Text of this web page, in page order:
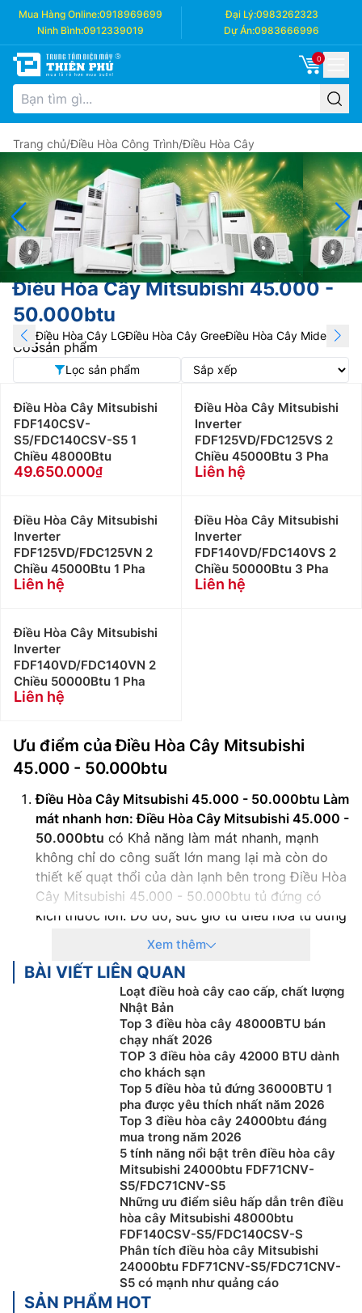
Mua Hàng Online:0918969699 Đại Lý:0983262323
Ninh Bình:0912339019 Dự Án:0983666996
0
Trang chủ/Điều Hòa Công Trình/Điều Hòa Cây
Điều Hòa Cây Mitsubishi 45.000 -
50.000btu
Điều Hòa Cây LGĐiều Hòa Cây GreeĐiều Hòa Cây Midea Điều
Có5sản phẩm
Lọc sản phẩm
Điều Hòa Cây Mitsubishi
FDF140CSV-
S5/FDC140CSV-S5 1
Chiều 48000Btu
49.650.000
Điều Hòa Cây Mitsubishi
Inverter
FDF125VD/FDC125VS 2
Chiều 45000Btu 3 Pha
Liên hệ
Điều Hòa Cây Mitsubishi
Inverter
FDF125VD/FDC125VN 2
Chiều 45000Btu 1 Pha
Liên hệ
Điều Hòa Cây Mitsubishi
Inverter
FDF140VD/FDC140VS 2
Chiều 50000Btu 3 Pha
Liên hệ
Điều Hòa Cây Mitsubishi
Inverter
FDF140VD/FDC140VN 2
Chiều 50000Btu 1 Pha
Liên hệ
Ưu điểm củaĐiều Hòa Cây Mitsubishi
45.000 - 50.000btu
Điều Hòa Cây Mitsubishi 45.000 - 50.000btu Làm
mát nhanh hơn: Điều Hòa Cây Mitsubishi 45.000 -
50.000btu có Khả năng làm mát nhanh, mạnh
không chỉ do công suất lớn mang lại mà còn do
thiết kế quạt thổi của dàn lạnh bên trong Điều Hòa
Cây Mitsubishi 45.000 - 50.000btu tủ đứng có
kích thước lớn. Do đó, sức gió từ điều hòa tủ đứng
Điều Hòa Cây Mitsubishi 45.000 - 50.000btu
Thích hợp cho không gian lớn và đông người:Do
thiết kế lớn, Điều Hòa Cây Mitsubishi 45.000 -
50.000btu có khả năng làm mát phòng có không
gian lớn hơn so với máy treo tường. Hoạt động ổn
định liên tục mà các dòng máy lạnh treo tường
không làm được. Điều Hòa Cây Mitsubishi 45.000
- 50.000btu Chịu được tải cao, thích hợp cho
những nơi đông người. Đồng thời, thổi lưu lượng
gió đối lưu mạnh hơn so với các loại máy lạnh treo
Điều Hòa Cây Mitsubishi 45.000 - 50.000btu
Thích hợp cho không gian lớn và đông người:Do
thiết kế lớn, Điều Hòa Cây Mitsubishi 45.000 -
50.000btu có khả năng làm mát phòng có không
gian lớn hơn so với máy treo tường. Hoạt động ổn
định liên tục mà các dòng máy lạnh treo tường
không làm được. Điều Hòa Cây Mitsubishi 45.000
Xem thêm
BÀI VIẾT LIÊN QUAN
Loạt điều hoà cây cao cấp, chất lượng
Nhật Bản
Top 3 điều hòa cây 48000BTU bán
chạy nhất 2026
TOP 3 điều hòa cây 42000 BTU dành
cho khách sạn
Top 5 điều hòa tủ đứng 36000BTU 1
pha được yêu thích nhất năm 2026
Top 3 điều hòa cây 24000btu đáng
mua trong năm 2026
5 tính năng nổi bật trên điều hòa cây
Mitsubishi 24000btu FDF71CNV-
S5/FDC71CNV-S5
Những ưu điểm siêu hấp dẫn trên điều
hòa cây Mitsubishi 48000btu
FDF140CSV-S5/FDC140CSV-S
Phân tích điều hòa cây Mitsubishi
24000btu FDF71CNV-S5/FDC71CNV-
S5 có mạnh như quảng cáo
SẢN PHẨM HOT